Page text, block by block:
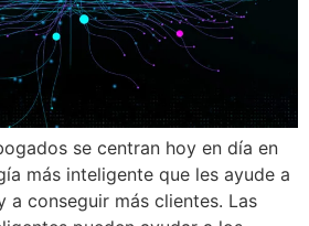
se centran hoy en día en
más inteligente que les ayude a
a conseguir más clientes. Las